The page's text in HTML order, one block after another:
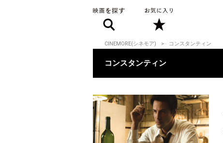
CINEMORE(シネモア) コンスタンティン
コンスタンティン